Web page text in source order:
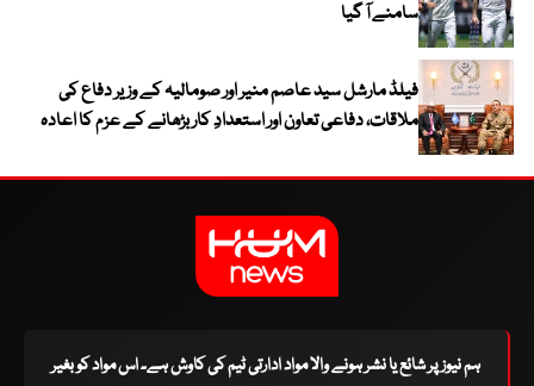
سامنے آ گیا
فیلڈ مارشل سید عاصم منیر اور صومالیہ کے وزیر دفاع کی
ملاقات، دفاعی تعاون اور استعدادِ کار بڑھانے کے عزم کا اعادہ
ہم نیوز پر شائع یا نشر ہونے والا مواد ادارتی ٹیم کی کاوش ہے۔ اس مواد کو بغیر